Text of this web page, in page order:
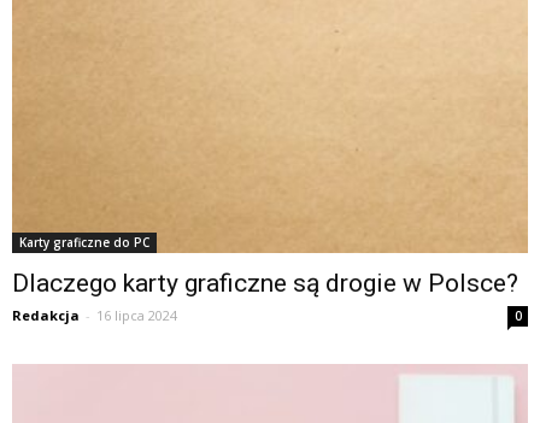
Karty graficzne do PC
Dlaczego karty graficzne są drogie w Polsce?
Redakcja - 16 lipca 2024 0